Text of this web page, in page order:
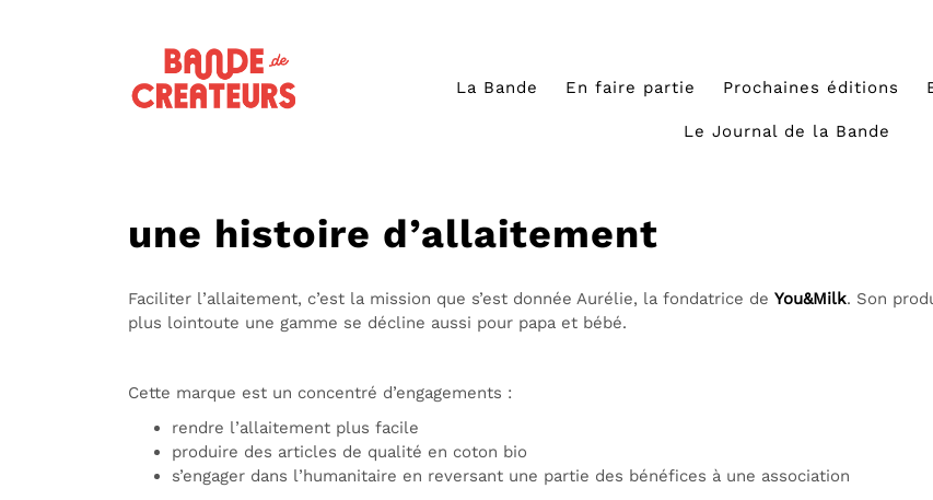
La Bande En faire partie Prochaines éditions
Le Journal de la Bande
une histoire d’allaitement
Faciliter l’allaitement, c’est la mission que s’est donnée Aurélie, la fondatrice de You&Milk. Son
plus lointoute une gamme se décline aussi pour papa et bébé.
Cette marque est un concentré d’engagements :
rendre l’allaitement plus facile
produire des articles de qualité en coton bio
s’engager dans l’humanitaire en reversant une partie des bénéfices à une association